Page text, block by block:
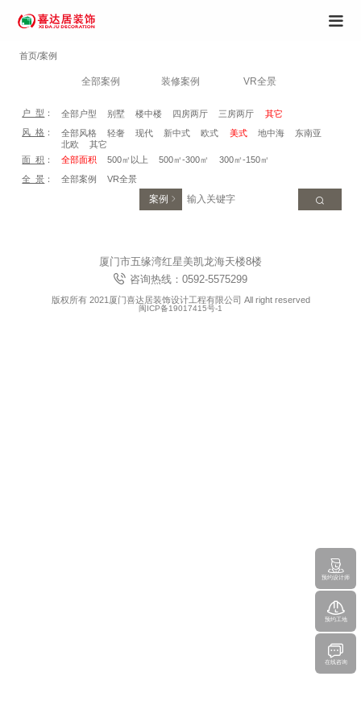
首页/案例
全部案例 装修案例 VR全景
户 型 ： 全部户型 别墅 楼中楼 四房两厅 三房两厅
其它
风 格 ： 全部风格 轻奢 现代 新中式 欧式 美式 地中海
东南亚
北欧
其它
面 积 ： 全部面积 500㎡以上 500㎡-300㎡
300㎡-150㎡
全 景 ： 全部案例 VR全景
案例
厦门市五缘湾红星美凯龙海天楼8楼
咨询热线：0592-5575299
版权所有 2021厦门喜达居装饰设计工程有限公司 All right reserved
闽ICP备19017415号-1
预约设计师
预约工地
在线咨询